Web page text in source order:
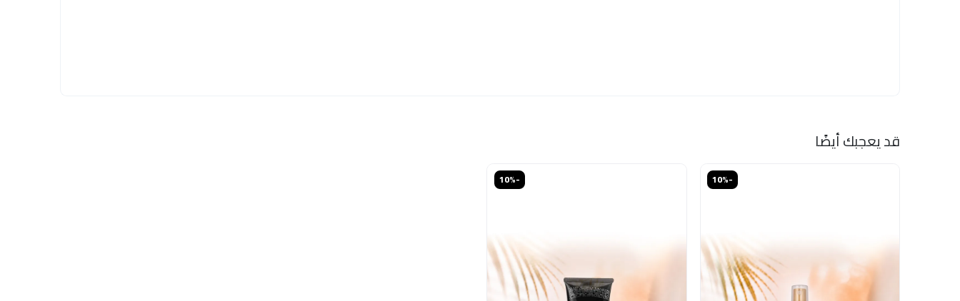
قد يعجبك أيضًا
خصم-10% خصم-10%